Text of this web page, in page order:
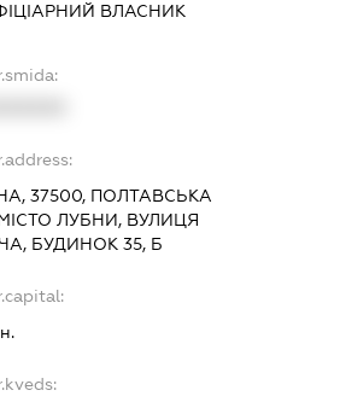
ВЛАСНИК
37500, ПОЛТАВСЬКА
ЛУБНИ, ВУЛИЦЯ
БУДИНОК 35, Б